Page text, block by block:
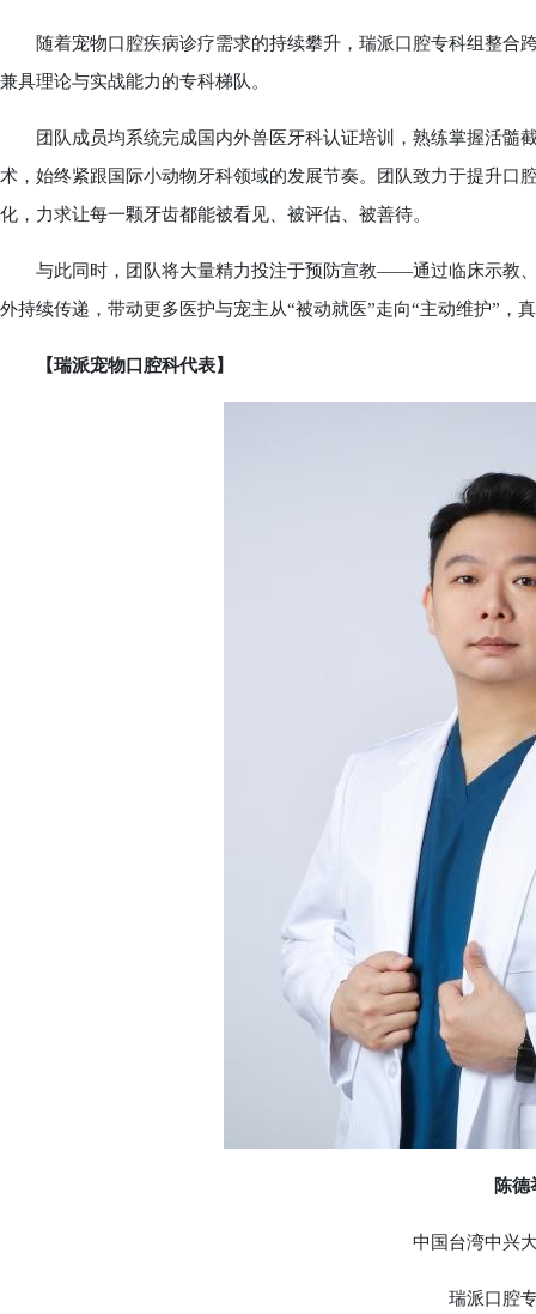
随着宠物口腔疾病诊疗需求的持续攀升，瑞派口腔专科组整合
兼具理论与实战能力的专科梯队。
团队成员均系统完成国内外兽医牙科认证培训，熟练掌握活髓
术，始终紧跟国际小动物牙科领域的发展节奏。团队致力于提升口
化，力求让每一颗牙齿都能被看见、被评估、被善待。
与此同时，团队将大量精力投注于预防宣教——通过临床示教、
外持续传递，带动更多医护与宠主从“被动就医”走向“主动维护”，
【瑞派宠物口腔科代表】
陈德
中国台湾中兴大
瑞派口腔专